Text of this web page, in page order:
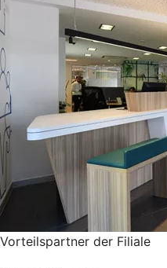
Vorteilspartner der Filiale